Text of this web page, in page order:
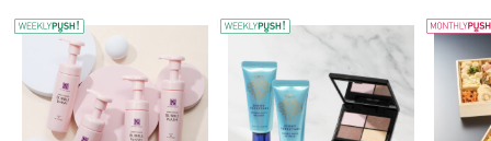
WEEKLY PUSH